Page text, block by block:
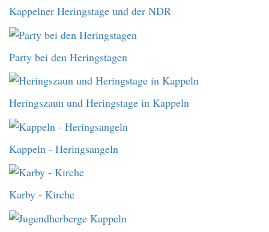
Kappelner Heringstage und der NDR
Party bei den Heringstagen
Heringszaun und Heringstage in Kappeln
Kappeln - Heringsangeln
Karby - Kirche